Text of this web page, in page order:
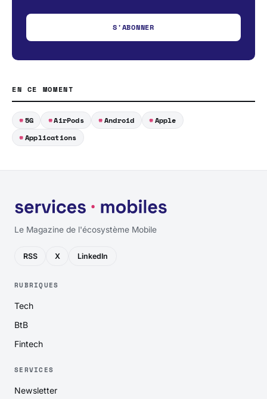
S'ABONNER
EN CE MOMENT
5G AirPods Android
Apple
Applications
Le Magazine de l'écosystème Mobile
RSS X LinkedIn
RUBRIQUES
Tech
BtB
Fintech
SERVICES
Newsletter